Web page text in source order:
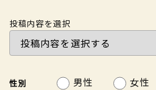
投稿内容を選択
性別 男性 女性